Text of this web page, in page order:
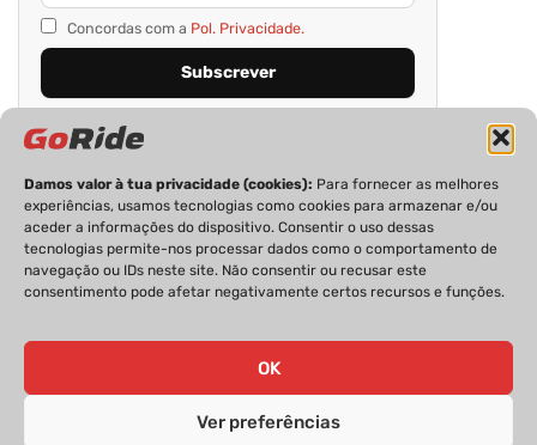
Damos valor à tua privacidade (cookies): Para fornecer as melhores
experiências, usamos tecnologias como cookies para armazenar e/ou
aceder a informações do dispositivo. Consentir o uso dessas
tecnologias permite-nos processar dados como o comportamento de
navegação ou IDs neste site. Não consentir ou recusar este
consentimento pode afetar negativamente certos recursos e funções.
OK
Ver preferências
Concordas com a Pol. Privacidade.
PRIVACIDADE FICHA TÉCNICA
ESTATUTO EDITORIAL